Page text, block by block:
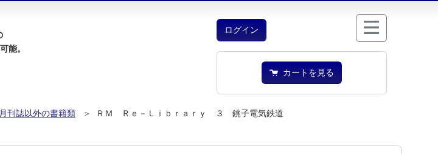
能。
ログイン
カートを見る
月刊誌以外の書籍類
＞ ＲＭ Ｒｅ－Ｌｉｂｒａｒｙ ３ 銚子電気鉄道